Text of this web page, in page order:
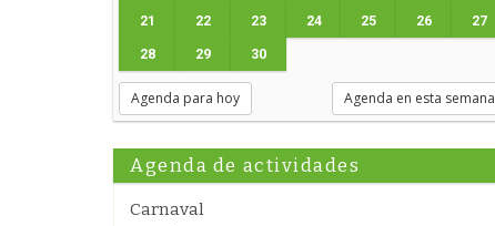
21 22 23 24 25 26 27
28 29 30
Agenda para hoy Agenda en esta semana
Agenda de actividades
Carnaval